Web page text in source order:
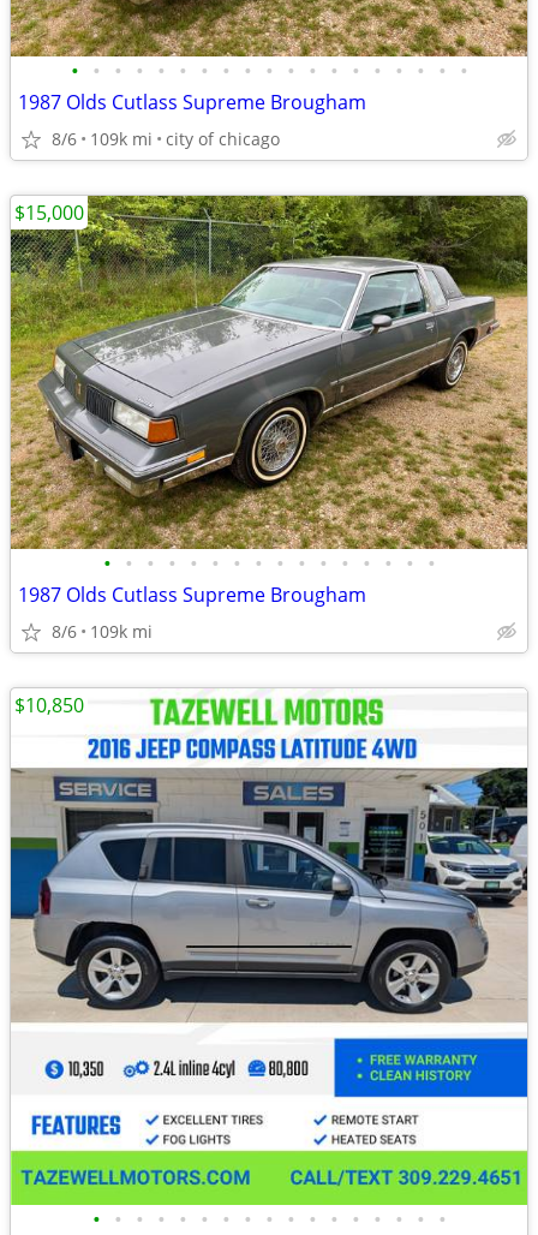
• • • • • • • • • • • • • • • • • • •
1987 Olds Cutlass Supreme Brougham
8/6 109k mi city of chicago
• • • • • • • • • • • • • • • •
1987 Olds Cutlass Supreme Brougham
8/6 109k mi
$15,000
• • • • • • • • • • • • • • • • •
$10,850